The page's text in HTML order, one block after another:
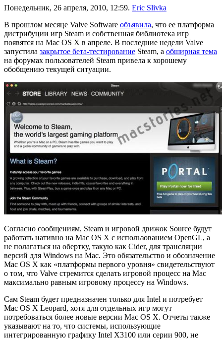
Понедельник, 26 апреля, 2010, 12:59. Eric Slivka
В прошлом месяце Valve Software объявила, что ее платформа
дистрибуции игр Steam и собственная библиотека игр
появятся на Mac OS X в апреле. В последние недели Valve
запустила закрытое бета-тестирование Steam, а обширная тема
на форумах пользователей Steam привела к хорошему
обобщению текущей ситуации.
Согласно сообщениям, Steam и игровой движок Source будут
работать нативно на Mac OS X с использованием OpenGL, а
не полагаться на обертку, такую как Cider, для трансляции
версий для Windows на Mac. Это обязательство и обозначение
Mac OS X как «платформы первого уровня» свидетельствуют
о том, что Valve стремится сделать игровой процесс на Mac
максимально равным игровому процессу на Windows.
Сам Steam будет предназначен только для Intel и потребует
Mac OS X Leopard, хотя для отдельных игр могут
потребоваться более новые версии Mac OS X. Отчеты также
указывают на то, что системы, использующие
интегрированную графику Intel X3100 или серии 900, не